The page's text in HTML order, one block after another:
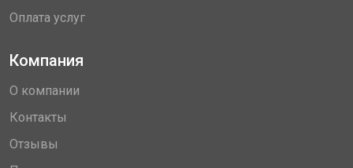
Оплата услуг
Компания
О компании
Контакты
Отзывы